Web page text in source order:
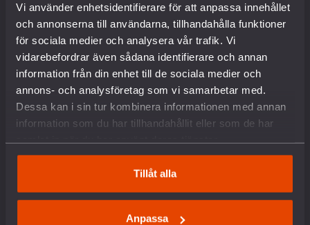
Vi använder enhetsidentifierare för att anpassa innehållet
och annonserna till användarna, tillhandahålla funktioner
för sociala medier och analysera vår trafik. Vi
vidarebefordrar även sådana identifierare och annan
information från din enhet till de sociala medier och
annons- och analysföretag som vi samarbetar med.
Dessa kan i sin tur kombinera informationen med annan
information som du har tillhandahållit eller som de har
Tillåt alla
Anpassa
Hållbar fred och säkerhet
Försvars- och säkerhetspolitik
Unga och värnplikten
Fredstidningen PAX
Fredspodden
STÖD OSS
Gåvoshop